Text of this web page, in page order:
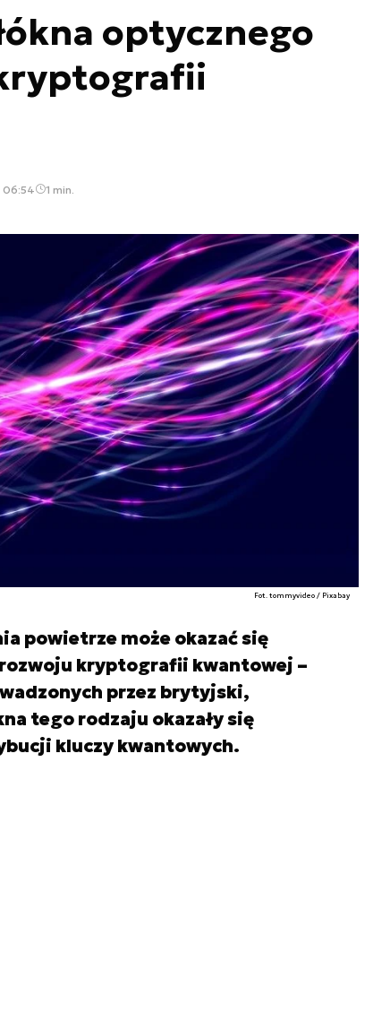
optycznego
06:54 1 min.
Fot. tommyvideo / Pixabay
powietrze może okazać się
kryptografii kwantowej –
przez brytyjski,
tego rodzaju okazały się
kluczy kwantowych.